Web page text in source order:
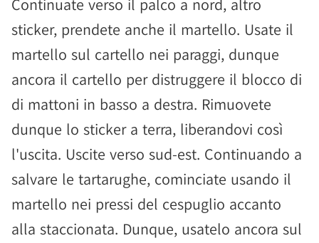
Continuate verso il palco a nord, altro
sticker, prendete anche il martello. Usate il
martello sul cartello nei paraggi, dunque
ancora il cartello per distruggere il blocco di
di mattoni in basso a destra. Rimuovete
dunque lo sticker a terra, liberandovi così
l'uscita. Uscite verso sud-est. Continuando a
salvare le tartarughe, cominciate usando il
martello nei pressi del cespuglio accanto
alla staccionata. Dunque, usatelo ancora sul